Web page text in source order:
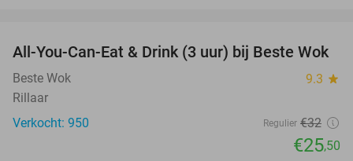
20%
All-You-Can-Eat & Drink (3 uur) bij Beste Wok
Beste Wok 9.3 star
Rillaar
Verkocht: 950
Regulier €32
€25,50